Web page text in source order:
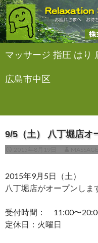
マッサージ 指圧 は
広島市中区
ン
テ
へ
キ
ッ
9/5（土） 八丁堀店オ
2015年9月5日（土）
八丁堀店がオープンしま
受付時間： 11:00〜
定休日：火曜日